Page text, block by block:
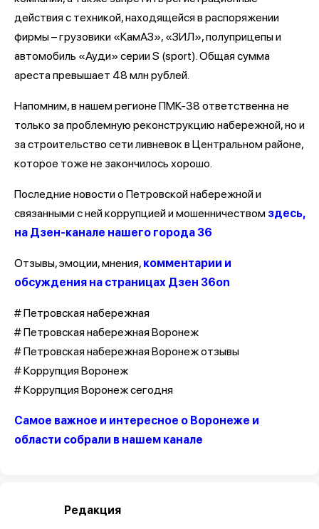
действия с техникой, находящейся в распоряжении
фирмы – грузовики «КамАЗ», «ЗИЛ», полуприцепы и
автомобиль «Ауди» серии S (sport). Общая сумма
ареста превышает 48 млн рублей.
Напомним, в нашем регионе ПМК-38 ответственна не
только за проблемную реконструкцию набережной, но и
за строительство сети ливневок в Центральном районе,
которое тоже не закончилось хорошо.
Последние новости о Петровской набережной и
связанными с ней коррупцией и мошенничеством здесь,
на Дзен-канале нашего города 36
Отзывы, эмоции, мнения, комментарии и
обсуждения на страницах Дзен 36on
# Петровская набережная
# Петровская набережная Воронеж
# Петровская набережная Воронеж отзывы
# Коррупция Воронеж
# Коррупция Воронеж сегодня
Самое важное и интересное о Воронеже и
области собрали в нашем канале
Редакция